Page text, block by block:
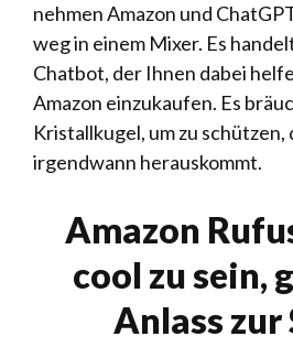
nehmen Amazon und
weg in einem Mixer. Es
Chatbot, der Ihnen dabei
Amazon einzukaufen. Es
Kristallkugel, um zu schützen,
irgendwann herauskommt.
Amazon
cool zu sein,
Anlass zur